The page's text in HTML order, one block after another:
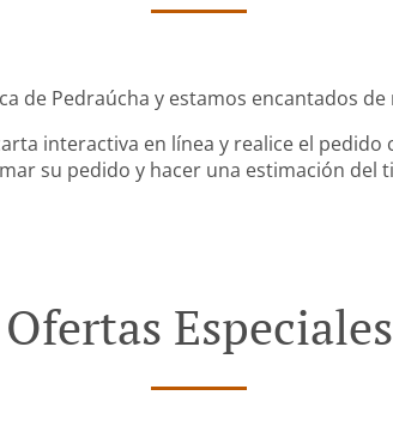
de Pedraúcha y estamos encantados
interactiva en línea y realice el
su pedido y hacer una estimación del
Ofertas Especiales